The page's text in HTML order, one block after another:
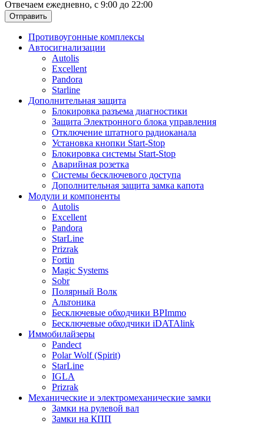
Отвечаем ежедневно, с 9:00 до 22:00
Отправить
Противоугонные комплексы
Автосигнализации
Autolis
Excellent
Pandora
Starline
Дополнительная защита
Блокировка разъема диагностики
Защита Электронного блока управления
Отключение штатного радиоканала
Установка кнопки Start-Stop
Блокировка системы Start-Stop
Аварийная розетка
Системы бесключевого доступа
Дополнительная защита замка капота
Модули и компоненты
Autolis
Excellent
Pandora
StarLine
Prizrak
Fortin
Magic Systems
Sobr
Полярный Волк
Альтоника
Бесключевые обходчики BPImmo
Бесключевые обходчики iDATAlink
Иммобилайзеры
Pandect
Polar Wolf (Spirit)
StarLine
IGLA
Prizrak
Механические и электромеханические замки
Замки на рулевой вал
Замки на КПП